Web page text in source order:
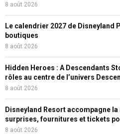
8 août 2026
Le calendrier 2027 de Disneyland
boutiques
8 août 2026
Hidden Heroes : A Descendants
rôles au centre de l’univers
8 août 2026
Disneyland Resort accompagne
surprises, fournitures et tickets
8 août 2026